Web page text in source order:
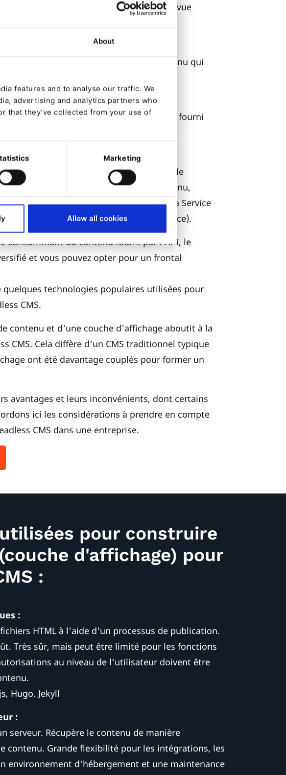
About
features and to analyse our traffic. We
advertising and analytics partners who
that they’ve collected from your use of
Marketing
Allow all cookies
de commencer, il est bon d'avoir une vue
utilisé par les éditeurs pour gérer le contenu qui
les utilisateurs directement.
(ou des systèmes) qui rend le flux fourni
il existe un certain nombre d'options sur le
sur les différentes options d'API de contenu,
A Business User's Guide to Content as a Service
pour le contenu en tant que service).
consommant du contenu fourni par l'API, le
et vous pouvez opter pour un frontal
quelques technologies populaires utilisées pour
CMS.
contenu et d'une couche d'affichage aboutit à la
CMS. Cela diffère d'un CMS traditionnel typique
ont été davantage couplés pour former un
avantages et leurs inconvénients, dont certains
ici les considérations à prendre en compte
CMS dans une entreprise.
pour construire
d'affichage) pour
:
:
HTML à l'aide d'un processus de publication.
Très sûr, mais peut être limité pour les fonctions
au niveau de l'utilisateur doivent être
Hugo, Jekyll
:
serveur. Récupère le contenu de manière
contenu. Grande flexibilité pour les intégrations, les
environnement d'hébergement et une maintenance